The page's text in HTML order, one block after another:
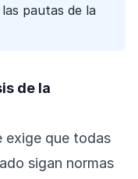
pautas de la
de la
exige que todas
sigan normas